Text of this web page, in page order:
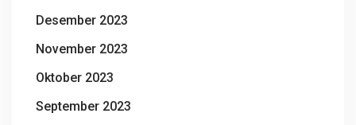
Desember 2023
November 2023
Oktober 2023
September 2023